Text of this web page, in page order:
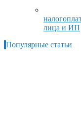
лица и ИП
Популярные статьи